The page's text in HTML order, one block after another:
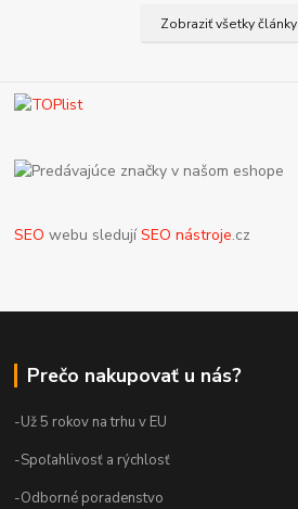
Zobraziť všetky články
SEO webu sledujíSEO nástroje.cz
Prečo nakupovať u nás?
-Už 5 rokov na trhu v EU
-Spoľahlivosť a rýchlosť
-Odborné poradenstvo